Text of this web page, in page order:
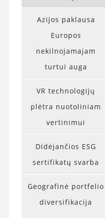
Azijos paklausa
Europos
nekilnojamajam
turtui auga
VR technologijų
plėtra nuotoliniam
vertinimui
Didėjančios ESG
sertifikatų svarba
Geografinė portfelio
diversifikacija